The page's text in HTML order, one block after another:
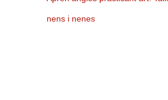
nens i nenes